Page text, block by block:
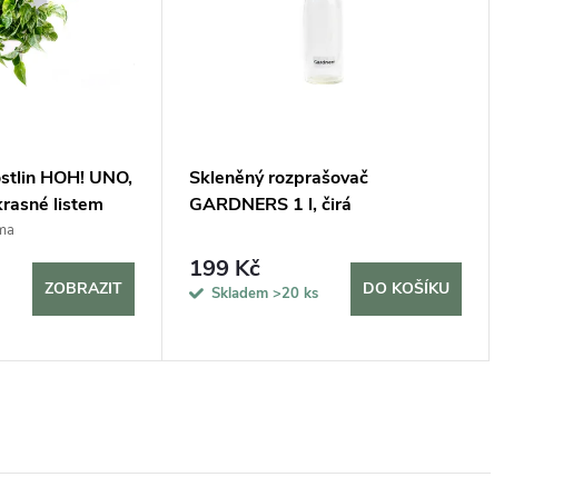
HOH! UNO,
listem
ZOBRAZIT
Skleněný rozprašovač
GARDNERS 1 l, čirá
199 Kč
Skladem >20 ks DO KOŠÍKU